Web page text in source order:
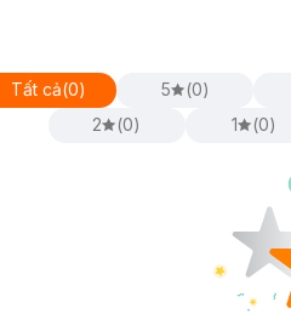
Tất cả(0) 5 (0)
2
(0) 1 (0)